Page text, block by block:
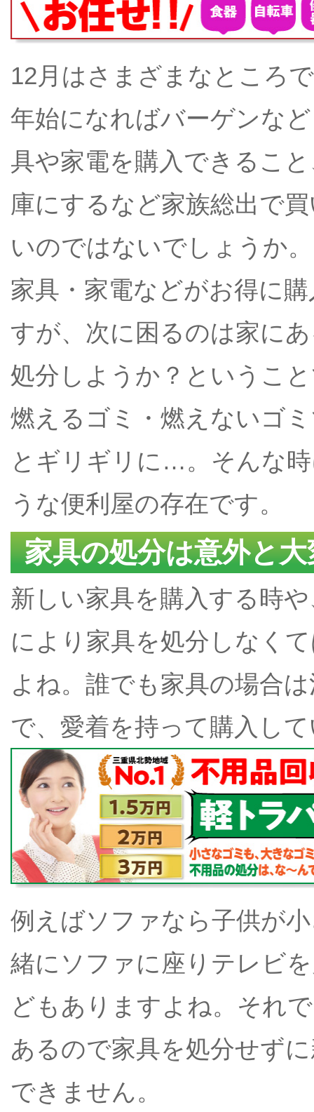
12月はさまざまなところ
年始になればバーゲンな
具や家電を購入できるこ
庫にするなど家族総出で
いのではないでしょうか。
家具・家電などがお得に
すが、次に困るのは家に
処分しようか？というこ
燃えるゴミ・燃えないゴ
とギリギリに…。そんな
うな便利屋の存在です。
家具の処分は意外と大
新しい家具を購入する時
により家具を処分しなく
よね。誰でも家具の場合
で、愛着を持って購入し
例えばソファなら子供が
緒にソファに座りテレビ
どもありますよね。それ
あるので家具を処分せず
できません。